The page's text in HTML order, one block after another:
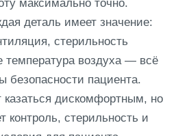
максимально точно.
деталь имеет значение:
стерильность
температура воздуха — всё
безопасности пациента.
дискомфортным, но
контроль, стерильность и